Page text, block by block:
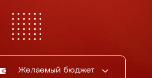
Желаемый бюджет